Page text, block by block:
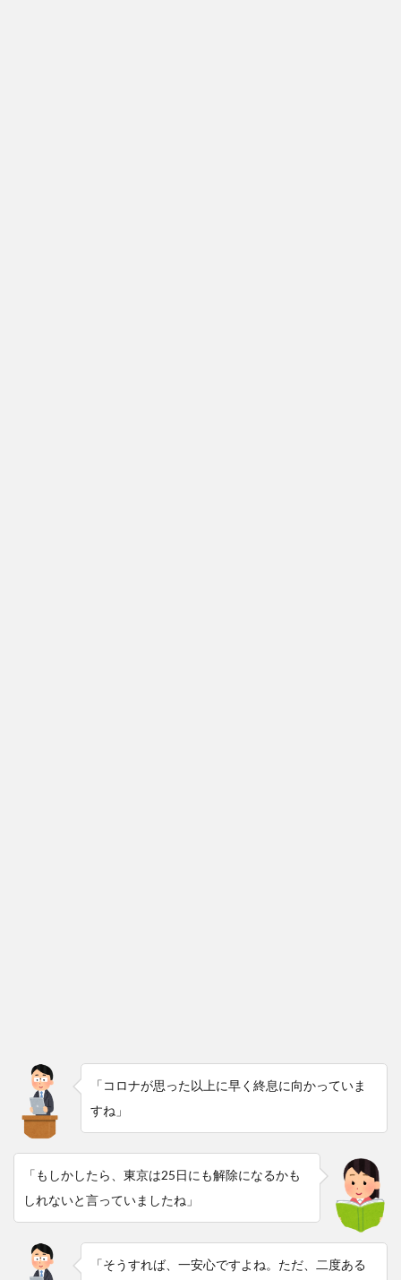
「コロナが思った以上に早く終息に向かっていま
すね」
「もしかしたら、東京は25日にも解除になるかも
しれないと言っていましたね」
「そうすれば、一安心ですよね。ただ、二度ある